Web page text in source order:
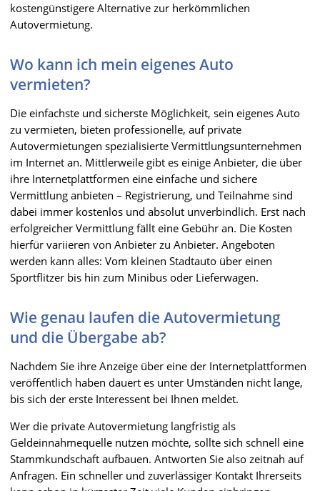
kostengünstigere Alternative zur herkömmlichen
Autovermietung.
Wo kann ich mein eigenes Auto
vermieten?
Die einfachste und sicherste Möglichkeit, sein eigenes Auto
zu vermieten, bieten professionelle, auf private
Autovermietungen spezialisierte Vermittlungsunternehmen
im Internet an. Mittlerweile gibt es einige Anbieter, die über
ihre Internetplattformen eine einfache und sichere
Vermittlung anbieten – Registrierung, und Teilnahme sind
dabei immer kostenlos und absolut unverbindlich. Erst nach
erfolgreicher Vermittlung fällt eine Gebühr an. Die Kosten
hierfür variieren von Anbieter zu Anbieter. Angeboten
werden kann alles: Vom kleinen Stadtauto über einen
Sportflitzer bis hin zum Minibus oder Lieferwagen.
Wie genau laufen die Autovermietung
und die Übergabe ab?
Nachdem Sie ihre Anzeige über eine der Internetplattformen
veröffentlich haben dauert es unter Umständen nicht lange,
bis sich der erste Interessent bei Ihnen meldet.
Wer die private Autovermietung langfristig als
Geldeinnahmequelle nutzen möchte, sollte sich schnell eine
Stammkundschaft aufbauen. Antworten Sie also zeitnah auf
Anfragen. Ein schneller und zuverlässiger Kontakt Ihrerseits